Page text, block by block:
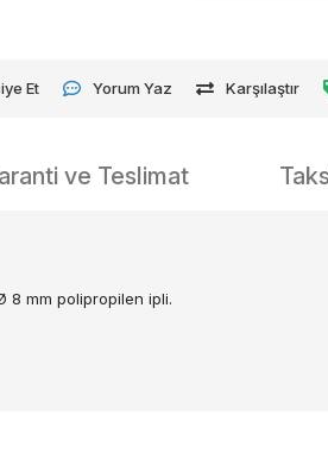
Et Yorum Yaz Karşılaştır
ve Teslimat
8 mm polipropilen ipli.